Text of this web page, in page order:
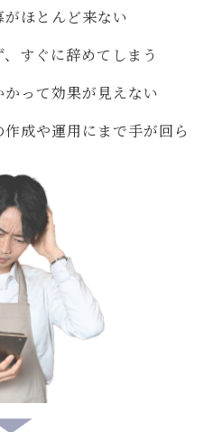
ほとんど来ない
すぐに辞めてしまう
って効果が見えない
成や運用にまで手が回ら